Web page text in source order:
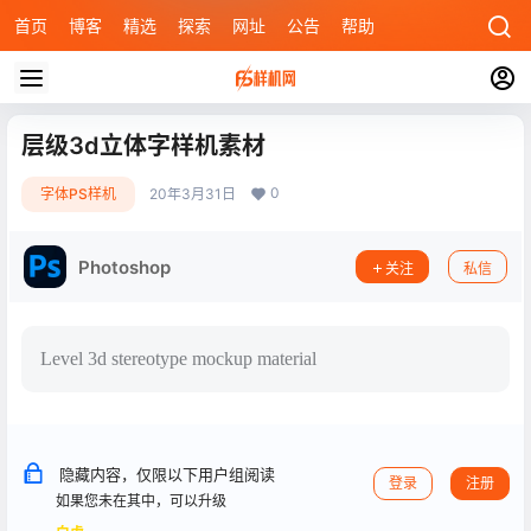
首页 博客 精选 探索 网址 公告 帮助
层级3d立体字样机素材
字体PS样机 20年3月31日 0
Photoshop 关注 私信
Level 3d stereotype mockup material
隐藏内容，仅限以下用户组阅读
如果您未在其中，可以升级
登录 注册